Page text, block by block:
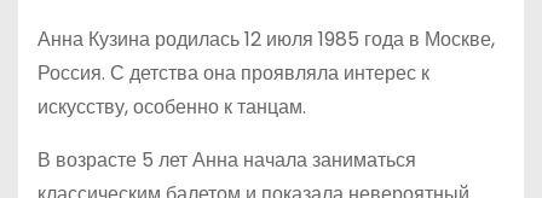
Анна Кузина родилась 12 июля 1985 года в Москве,
Россия. С детства она проявляла интерес к
искусству, особенно к танцам.
В возрасте 5 лет Анна начала заниматься